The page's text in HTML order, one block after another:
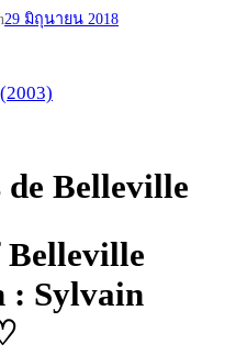
29 มิถุนายน 2018
Belleville
: Sylvain